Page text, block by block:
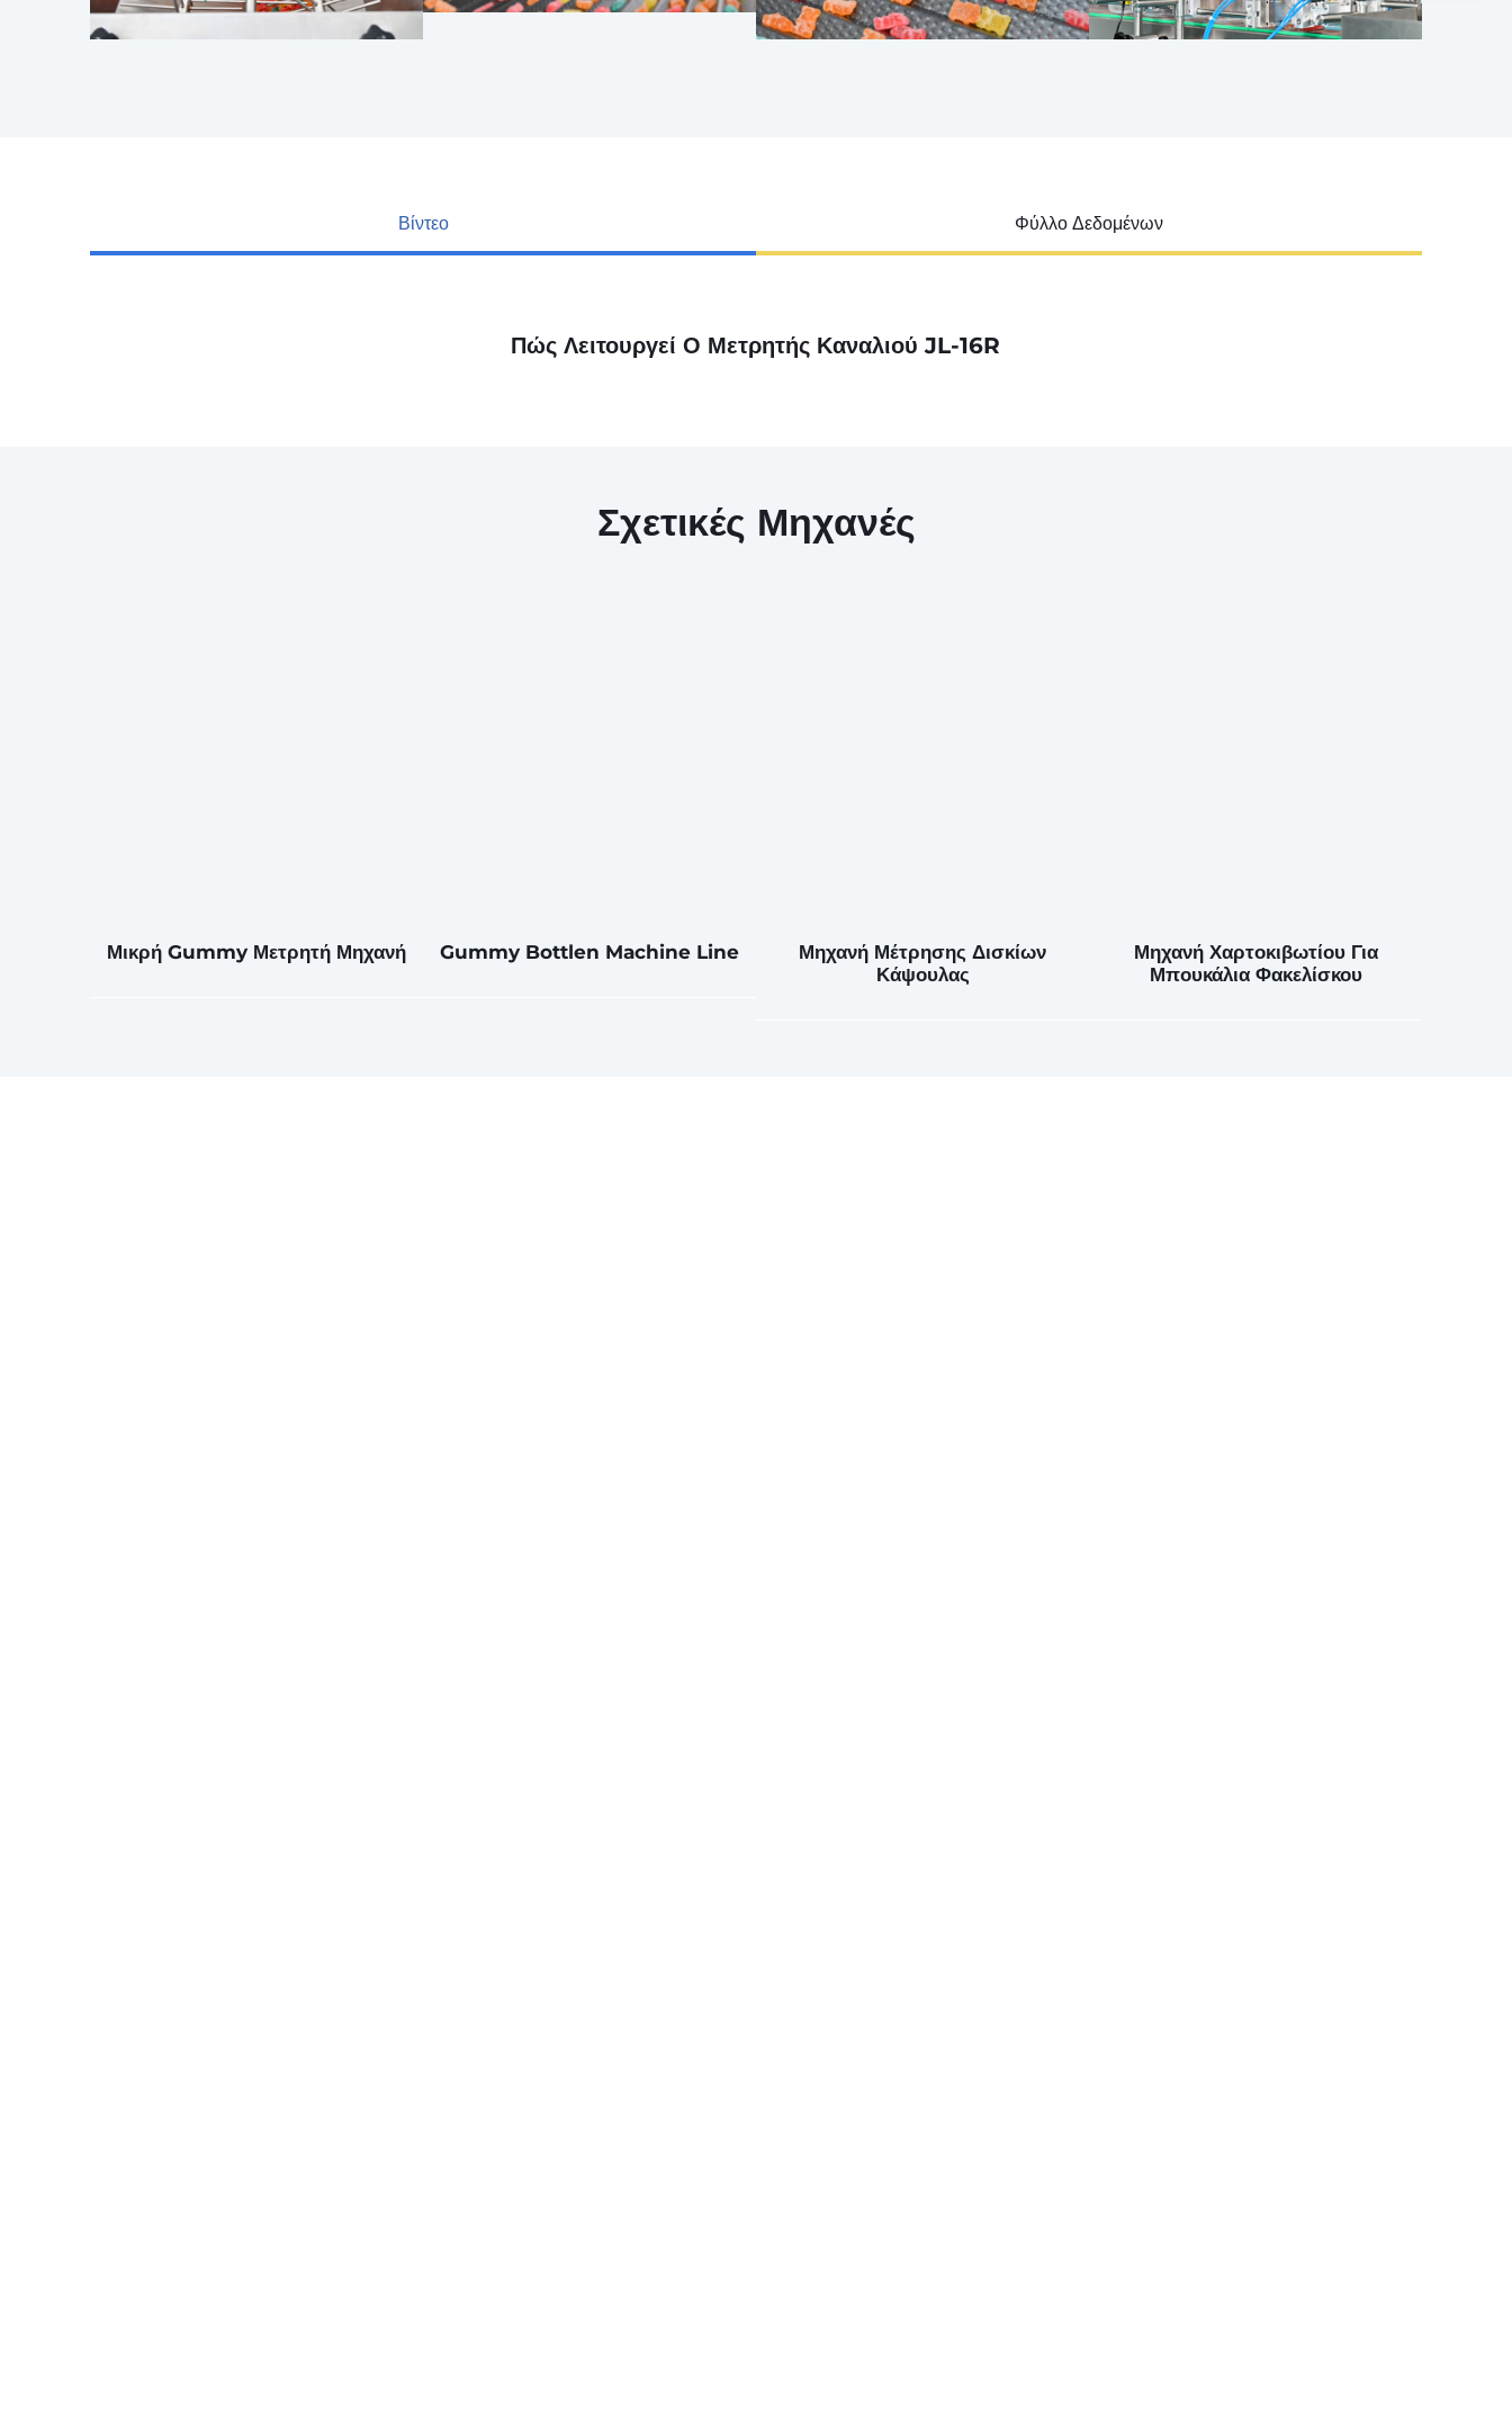
Βίντεο Φύλλο Δεδομένων
Πώς Λειτουργεί Ο Μετρητής Καναλιού JL-16R
Σχετικές Μηχανές
Μικρή Gummy Μετρητή Μηχανή Gummy Bottlen Machine Line
Μηχανή Μέτρησης Δισκίων
Κάψουλας
Μηχανή Χαρτοκιβωτίου Για
Μπουκάλια Φακελίσκου